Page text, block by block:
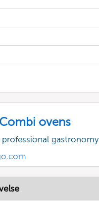
ovens
professional gastronomy